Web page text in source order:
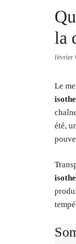
la
février
Le
été,